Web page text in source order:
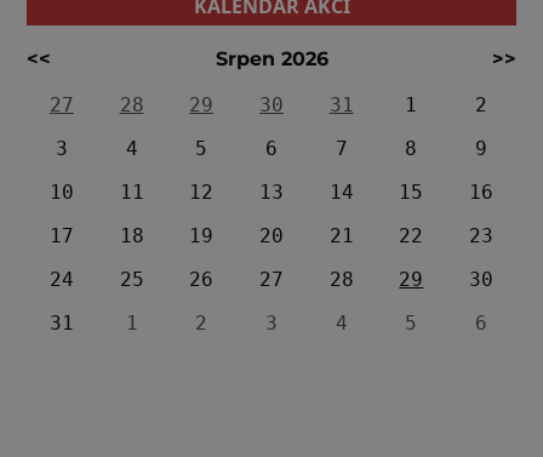
KALENDÁŘ AKCÍ
<< Srpen 2026
>>
27
28 29 30 31 1
2
3
4 5 6 7 8
9
10
11 12 13 14 15
16
17
18 19 20 21 22
23
24
25 26 27 28 29
30
31
1 2 3 4 5 6